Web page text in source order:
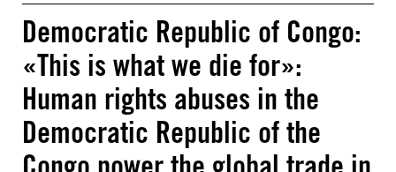
Democratic Republic of Congo:
«This is what we die for»:
Human rights abuses in the
Democratic Republic of the